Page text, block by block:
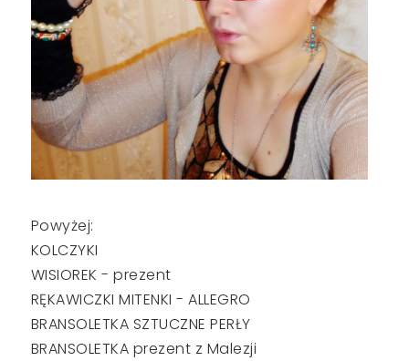
Powyżej:
KOLCZYKI
WISIOREK - prezent
RĘKAWICZKI MITENKI - ALLEGRO
BRANSOLETKA SZTUCZNE PERŁY
BRANSOLETKA prezent z Malezji